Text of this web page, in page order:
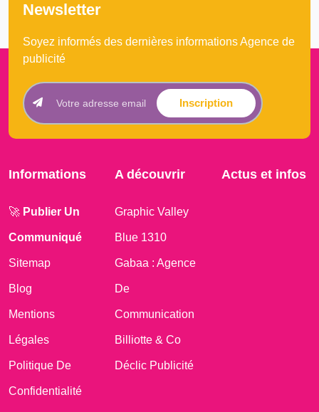
Newsletter
Soyez informés des dernières informations Agence de
publicité
Inscription
Informations
🚀 Publier Un
Communiqué
Sitemap
Blog
Mentions
Légales
Politique De
Confidentialité
A découvrir
Graphic Valley
Blue 1310
Gabaa : Agence
De
Communication
Billiotte & Co
Déclic Publicité
Actus et infos